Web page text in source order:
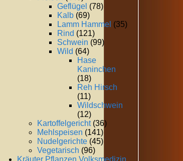
Geflügel (78)
Kalb (69)
Lamm Hammel (35)
Rind (121)
Schwein (99)
Wild (64)
Hase
Kaninchen
(18)
Reh Hirsch
(11)
Wildschwein
(12)
Kartoffelgericht(36)
Mehlspeisen (141)
Nudelgerichte (45)
Vegetarisch (96)